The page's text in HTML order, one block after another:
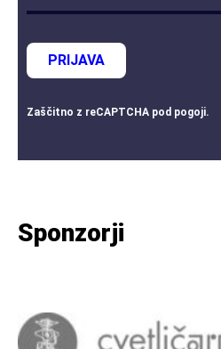
PRIJAVA
Zaščitno z reCAPTCHA pod pogoji.
Sponzorji